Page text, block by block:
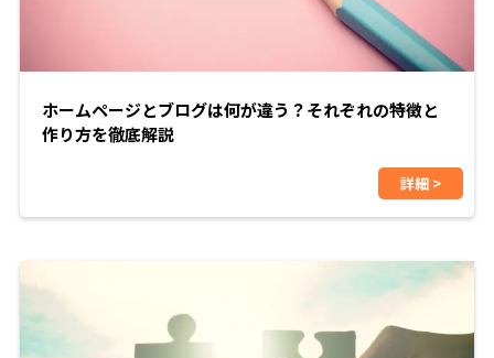
ホームページとブログは何が違う？それぞれの特徴と
作り方を徹底解説
詳細 >